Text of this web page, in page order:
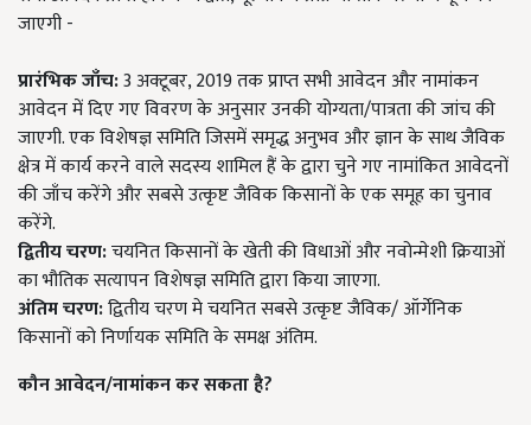
जाएगी -
प्रारंभिक जाँच:3अक्टूबर, 2019 तक प्राप्त सभी आवेदन और नामांकन
आवेदन में दिए गए विवरण के अनुसार उनकी योग्यता/पात्रता की जांच की
जाएगी. एक विशेषज्ञ समिति जिसमें समृद्ध अनुभव और ज्ञान के साथ जैविक
क्षेत्र में कार्य करने वाले सदस्य शामिल हैं के द्वारा चुने गए नामांकित आवेदनों
की जाँच करेंगे और सबसे उत्कृष्ट जैविक किसानों के एक समूह का चुनाव
करेंगे.
द्वितीय चरण:चयनित किसानों के खेती की विधाओं और नवोन्मेशी क्रियाओं
का भौतिक सत्यापन विशेषज्ञ समिति द्वारा किया जाएगा.
अंतिम चरण:द्वितीय चरण मे चयनित सबसे उत्कृष्ट जैविक/ ऑर्गेनिक
किसानों को निर्णायक समिति के समक्ष अंतिम.
कौन आवेदन/नामांकन कर सकता है?